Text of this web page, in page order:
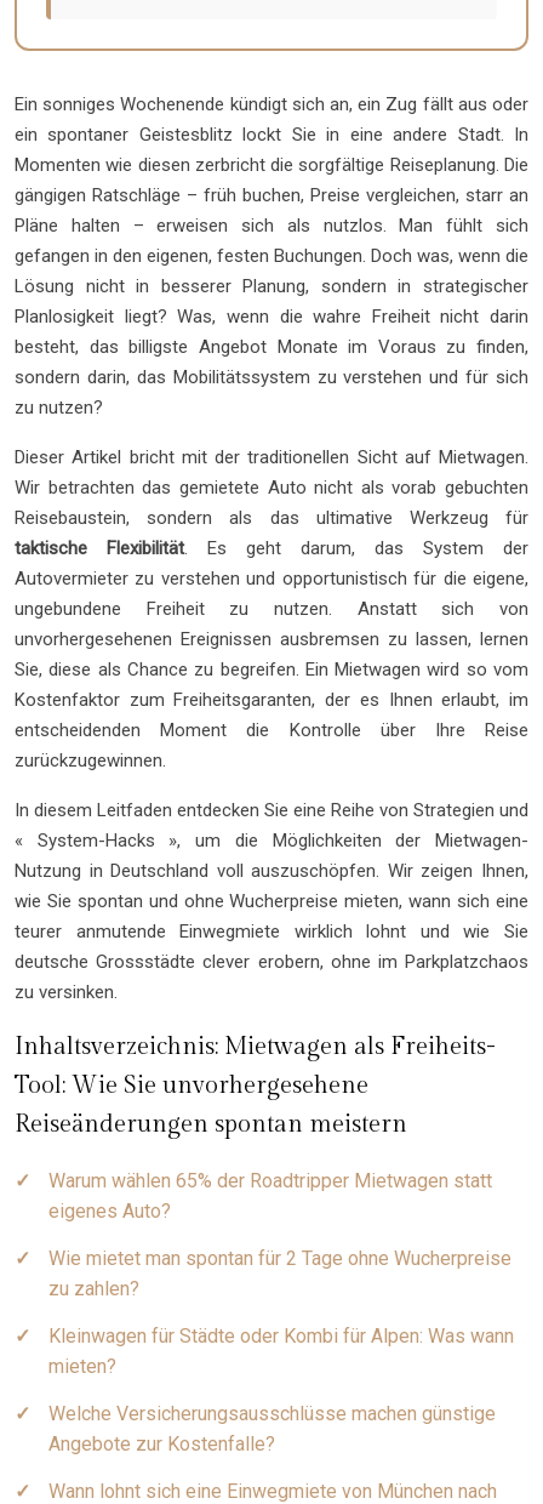
Ein sonniges Wochenende kündigt sich an, ein Zug fällt aus oder
ein spontaner Geistesblitz lockt Sie in eine andere Stadt. In
Momenten wie diesen zerbricht die sorgfältige Reiseplanung. Die
gängigen Ratschläge – früh buchen, Preise vergleichen, starr an
Pläne halten – erweisen sich als nutzlos. Man fühlt sich
gefangen in den eigenen, festen Buchungen. Doch was, wenn die
Lösung nicht in besserer Planung, sondern in strategischer
Planlosigkeit liegt? Was, wenn die wahre Freiheit nicht darin
besteht, das billigste Angebot Monate im Voraus zu finden,
sondern darin, das Mobilitätssystem zu verstehen und für sich
zu nutzen?
Dieser Artikel bricht mit der traditionellen Sicht auf Mietwagen.
Wir betrachten das gemietete Auto nicht als vorab gebuchten
Reisebaustein, sondern als das ultimative Werkzeug für
taktische Flexibilität. Es geht darum, das System der
Autovermieter zu verstehen und opportunistisch für die eigene,
ungebundene Freiheit zu nutzen. Anstatt sich von
unvorhergesehenen Ereignissen ausbremsen zu lassen, lernen
Sie, diese als Chance zu begreifen. Ein Mietwagen wird so vom
Kostenfaktor zum Freiheitsgaranten, der es Ihnen erlaubt, im
entscheidenden Moment die Kontrolle über Ihre Reise
zurückzugewinnen.
In diesem Leitfaden entdecken Sie eine Reihe von Strategien und
« System-Hacks », um die Möglichkeiten der Mietwagen-
Nutzung in Deutschland voll auszuschöpfen. Wir zeigen Ihnen,
wie Sie spontan und ohne Wucherpreise mieten, wann sich eine
teurer anmutende Einwegmiete wirklich lohnt und wie Sie
deutsche Grossstädte clever erobern, ohne im Parkplatzchaos
zu versinken.
Inhaltsverzeichnis: Mietwagen als Freiheits-
Tool: Wie Sie unvorhergesehene
Reiseänderungen spontan meistern
Warum wählen 65% der Roadtripper Mietwagen statt
eigenes Auto?
Wie mietet man spontan für 2 Tage ohne Wucherpreise
zu zahlen?
Kleinwagen für Städte oder Kombi für Alpen: Was wann
mieten?
Welche Versicherungsausschlüsse machen günstige
Angebote zur Kostenfalle?
Wann lohnt sich eine Einwegmiete von München nach